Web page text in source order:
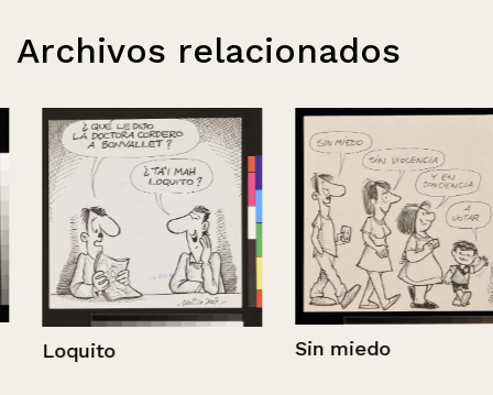
Archivos relacionados
Loquito Sin miedo